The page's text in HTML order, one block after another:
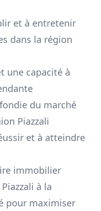
et à entretenir
dans la région
une capacité à
du marché
Piazzali
et à atteindre
immobilier
Piazzali à la
pour maximiser